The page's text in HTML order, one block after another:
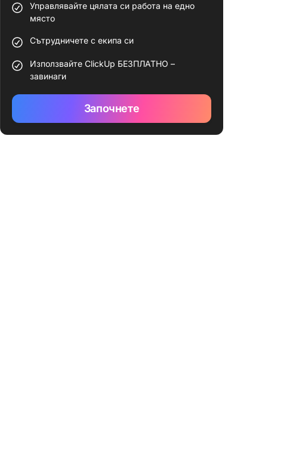
Управлявайте цялата си работа на едно
място
Сътрудничете с екипа си
Използвайте ClickUp БЕЗПЛАТНО –
завинаги
Започнете